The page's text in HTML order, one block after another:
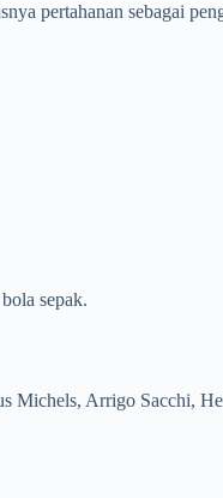
pertahanan sebagai
sepak.
Arrigo Sacchi,